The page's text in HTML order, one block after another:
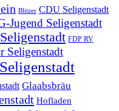
Blitzer CDU Seligenstadt
Jugend Seligenstadt
FDP RV
Seligenstadt
Glaabsbräu
Hofladen